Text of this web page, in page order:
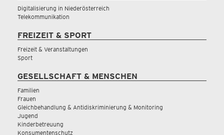
Digitalisierung in Niederösterreich
Telekommunikation
FREIZEIT & SPORT
Freizeit & Veranstaltungen
Sport
GESELLSCHAFT & MENSCHEN
Familien
Frauen
Gleichbehandlung & Antidiskriminierung & Monitoring
Jugend
Kinderbetreuung
Konsumentenschutz